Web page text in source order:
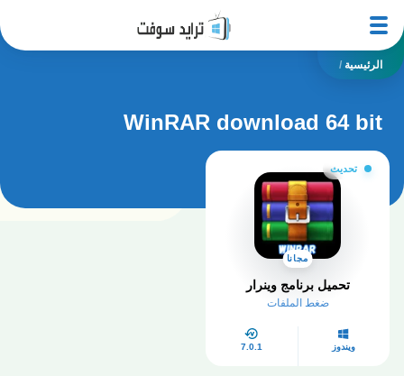
الرئيسية /
WinRAR download 64 bit
تحديث
مجانا
تحميل برنامج وينرار
ضغط الملفات
ويندوز 7.0.1